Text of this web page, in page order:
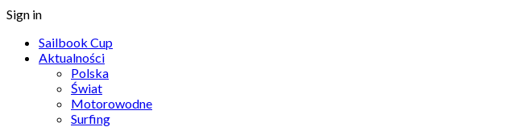
Sign in
Sailbook Cup
Aktualności
Polska
Świat
Motorowodne
Surfing